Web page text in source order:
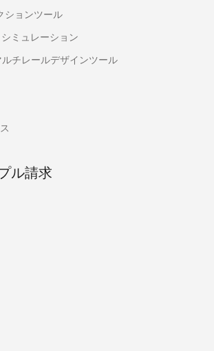
ションツール
ミュレーション
チレールデザインツール
ル請求